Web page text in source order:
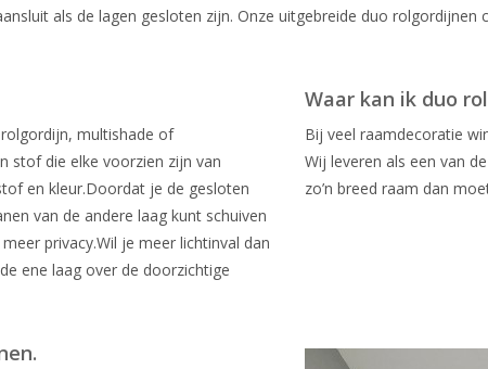
als de lagen gesloten zijn. Onze uitgebreide duo
multishade of
stof die elke voorzien zijn van
en kleur.Doordat je de gesloten
van de andere laag kunt schuiven
privacy.Wil je meer lichtinval dan
ene laag over de doorzichtige
Waar kan ik duo
Bij veel raamdecoratie
Wij leveren als een van
zo’n breed raam dan